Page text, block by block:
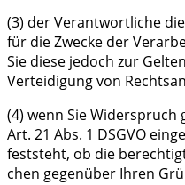
(3) der Ver­ant­wort­li­che
für die Zwe­cke der
Sie die­se jedoch zur
Ver­tei­di­gung von
(4) wenn Sie
Art. 21 Abs. 1 DSGVO
fest­steht, ob die
chen gegen­über Ihren